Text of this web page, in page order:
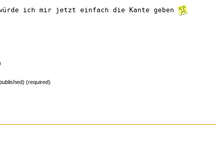
würde ich mir jetzt einfach die Kante geben
(required)